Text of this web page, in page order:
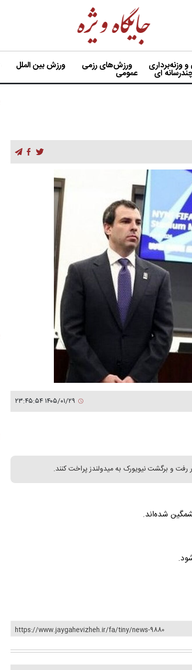
وزنه‌برداری ورزش‌های رزمی ورزش بین الملل
ای عمومی
https://www.jaygahevizheh.ir/fa/tiny/news-9880